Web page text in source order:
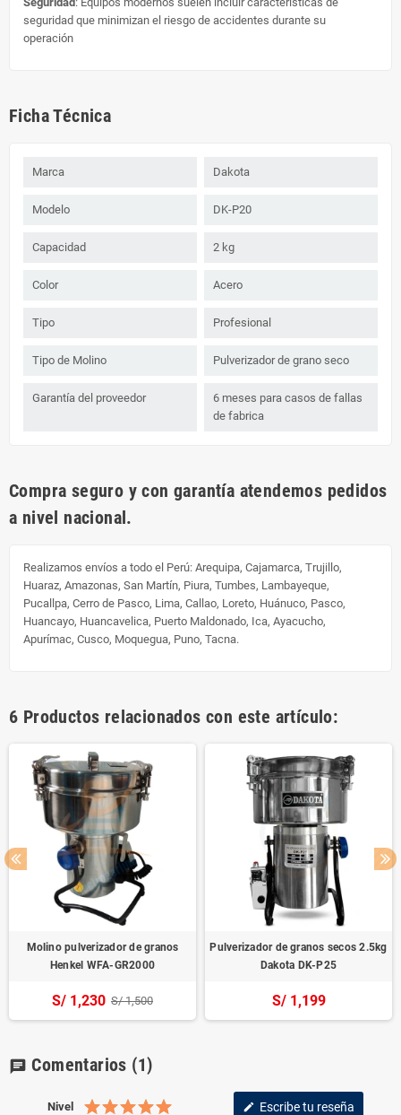
seguridad que minimizan el riesgo de accidentes durante su
operación
Ficha Técnica
Marca Dakota
Modelo DK-P20
Capacidad 2 kg
Color Acero
Tipo Profesional
Tipo de Molino Pulverizador de grano seco
Garantía del proveedor
6 meses para casos de fallas
de fabrica
Compra seguro y con garantía atendemos pedidos
a nivel nacional.
Realizamos envíos a todo el Perú: Arequipa, Cajamarca, Trujillo,
Huaraz, Amazonas, San Martín, Piura, Tumbes, Lambayeque,
Pucallpa, Cerro de Pasco, Lima, Callao, Loreto, Huánuco, Pasco,
Huancayo, Huancavelica, Puerto Maldonado, Ica, Ayacucho,
Apurímac, Cusco, Moquegua, Puno, Tacna.
6 Productos relacionados con este artículo:
Molino pulverizador de granos
Henkel WFA-GR2000
S/ 1,230 S/ 1,500
Pulverizador de granos secos 2.5kg
Dakota DK-P25
S/ 1,199
chat Comentarios (1)
Nivel edit Escribe tu reseña